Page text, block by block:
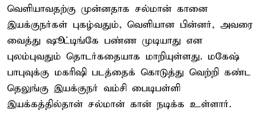
வெளியாவதற்கு முன்னதாக சல்மான் கானை
இயக்குநர்கள் புகழ்வதும், வெளியான பின்னர், அவரை
வைத்து ஷூட்டிங்கே பண்ண முடியாது என
புலம்புவதும் தொடர்கதையாக மாறியுள்ளது. மகேஷ்
பாபுவுக்கு மகரிஷி படத்தைக் கொடுத்து வெற்றி கண்ட
தெலுங்கு இயக்குநர் வம்சி பைடிபள்ளி
இயக்கத்தில்தான் சல்மான் கான் நடிக்க உள்ளார்.